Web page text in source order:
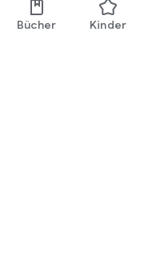
Bücher Kinder